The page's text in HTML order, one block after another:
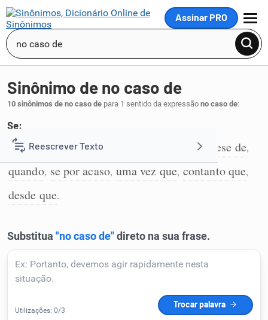
Assinar PRO
MENU
Reescrever Texto
Resumir Texto
Detector de IA
Humanizador de IA
Sinônimo de no caso de
10 sinônimos de no caso de para 1 sentido da expressão no caso de:
Se:
1 se,caso,se porventura na hipótese de,
quando, se por acaso, uma vez que, contanto que,
desde que.